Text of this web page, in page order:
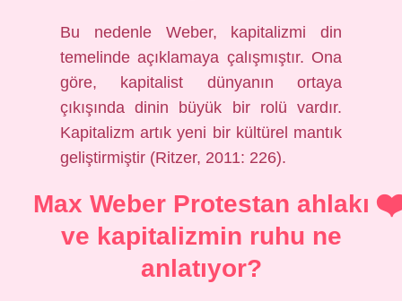
Bu nedenle Weber, kapitalizmi din
temelinde açıklamaya çalışmıştır. Ona
göre, kapitalist dünyanın ortaya
çıkışında dinin büyük bir rolü vardır.
Kapitalizm artık yeni bir kültürel mantık
geliştirmiştir (Ritzer, 2011: 226).
Max Weber Protestan ahlakı
ve kapitalizmin ruhu ne
anlatıyor?